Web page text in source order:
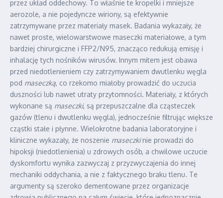
przez układ oddechowy. To właśnie te kropelki i mniejsze
aerozole, a nie pojedyncze wiriony, są efektywnie
zatrzymywane przez materiały masek. Badania wykazały, że
nawet proste, wielowarstwowe maseczki materiałowe, a tym
bardziej chirurgiczne i FFP2/N95, znacząco redukują emisję i
inhalację tych nośników wirusów. Innym mitem jest obawa
przed niedotlenieniem czy zatrzymywaniem dwutlenku węgla
pod maseczką, co rzekomo miałoby prowadzić do uczucia
duszności lub nawet utraty przytomności. Materiały, z których
wykonane są maseczki, są przepuszczalne dla cząsteczek
gazów (tlenu i dwutlenku węgla), jednocześnie filtrując większe
cząstki stałe i płynne. Wielokrotne badania laboratoryjne i
kliniczne wykazały, że noszenie maseczkinie prowadzi do
hipoksji (niedotlenienia) u zdrowych osób, a chwilowe uczucie
dyskomfortu wynika zazwyczaj z przyzwyczajenia do innej
mechaniki oddychania, a nie z faktycznego braku tlenu. Te
argumenty są szeroko dementowane przez organizacje